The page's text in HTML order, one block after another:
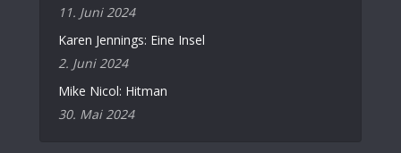
11. Juni 2024
Karen Jennings: Eine Insel
2. Juni 2024
Mike Nicol: Hitman
30. Mai 2024